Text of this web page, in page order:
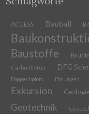
ACCESS Bauball
Baustoffe
Carbonbeton DFG
Doppeldiplom Ehrungen
Exkursion Geologie
Geotechnik